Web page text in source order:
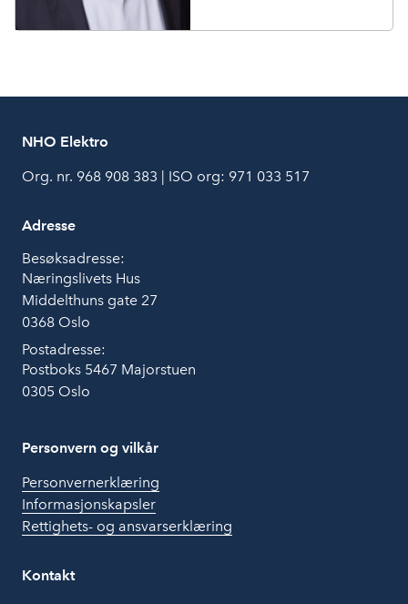
NHO Elektro
Org. nr. 968 908 383 | ISO org: 971 033 517
Adresse
Besøksadresse:
Næringslivets Hus
Middelthuns gate 27
0368 Oslo
Postadresse:
Postboks 5467 Majorstuen
0305 Oslo
Personvern og vilkår
Personvernerklæring
Informasjonskapsler
Rettighets- og ansvarserklæring
Kontakt